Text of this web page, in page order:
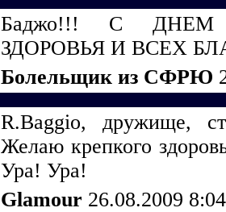
Баджо!!! С ДНЕМ
ЗДОРОВЬЯ И ВСЕХ
Болельщик из СФРЮ
R.Baggio, дружище,
Желаю крепкого
Ура! Ура!
Glamour 26.08.2009